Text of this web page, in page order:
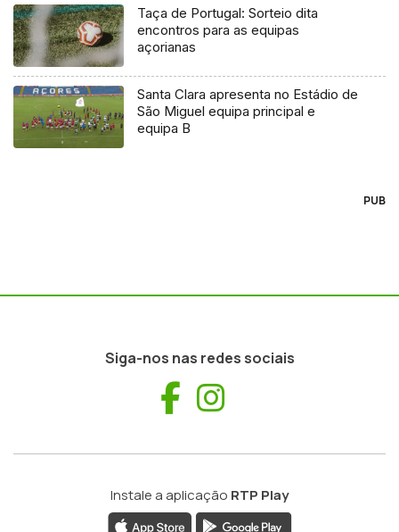
Taça de Portugal: Sorteio dita
encontros para as equipas
açorianas
Santa Clara apresenta no Estádio de
São Miguel equipa principal e
equipa B
PUB
Siga-nos nas redes sociais
Facebook
Instale a aplicação RTP Play